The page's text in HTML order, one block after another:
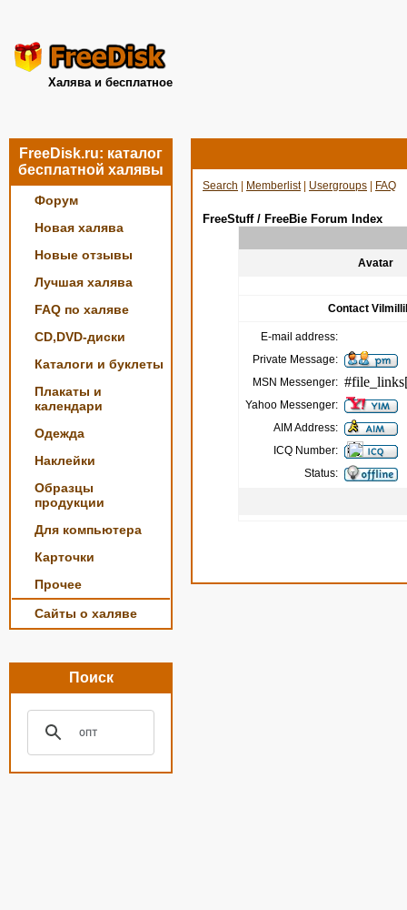
Халява и бесплатное
FreeDisk.ru: каталог
бесплатной халявы
Форум
Новая халява
Новые отзывы
Лучшая халява
FAQ по халяве
CD,DVD-диски
Каталоги и буклеты
Плакаты и
календари
Одежда
Наклейки
Образцы
продукции
Для компьютера
Карточки
Прочее
Сайты о халяве
Поиск
Search Memberlist| Usergroups FAQ
FreeStuff / FreeBie Forum Index
Avatar
Contact
E-mail address:
Private Message:
MSN Messenger:
Yahoo Messenger:
AIM Address:
ICQ Number:
Status: